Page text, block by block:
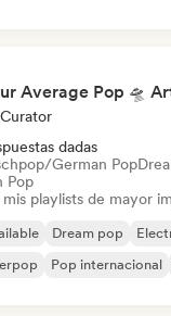
dadas
German Pop
Pop
playlists de mayor
Dream pop
Pop internacional